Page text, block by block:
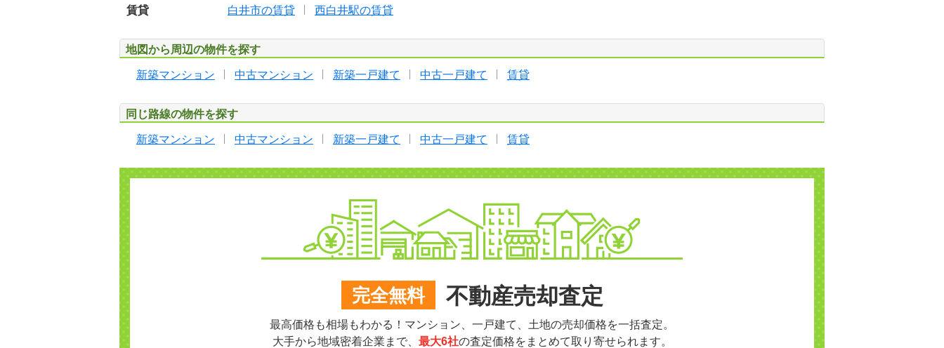
賃貸
白井市の賃貸 西白井駅の賃貸
地図から周辺の物件を探す
新築マンション 中古マンション 新築一戸建て 中古一戸建て 賃貸
同じ路線の物件を探す
新築マンション 中古マンション 新築一戸建て 中古一戸建て 賃貸
完全無料 不動産売却査定
最高価格も相場もわかる！マンション、一戸建て、土地の売却価格を一括査定。
大手から地域密着企業まで、 最大6社の査定価格をまとめて取り寄せられます。